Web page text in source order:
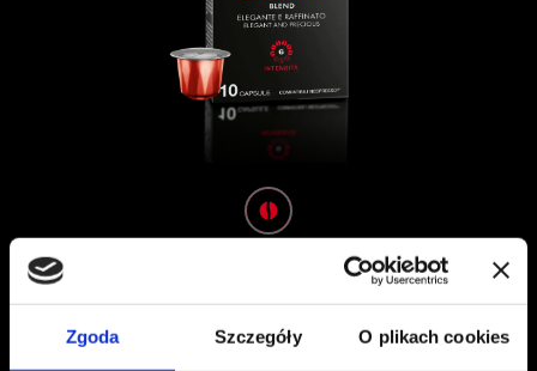
Zgoda Szczegóły O plikach cookies
TOP ORIGINALE KAPSUŁKI
Elegancka i wyrafinowana